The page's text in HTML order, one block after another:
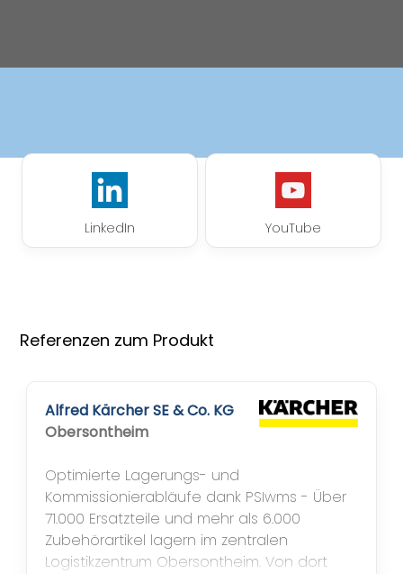
LinkedIn YouTube
Referenzen zum Produkt
Alfred Kärcher SE & Co. KG
Obersontheim
Optimierte Lagerungs- und
Kommissionierabläufe dank PSIwms - Über
71.000 Ersatzteile und mehr als 6.000
Zubehörartikel lagern im zentralen
Logistikzentrum Obersontheim. Von dort